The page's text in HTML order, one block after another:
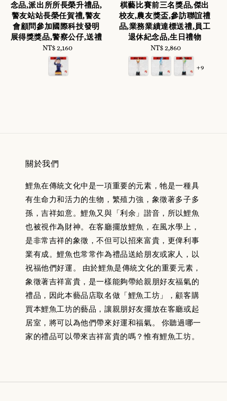
念品,派出所所長榮升禮品,
警友站站長榮任賀禮,警友
會顧問參加國際科技發明
展得獎獎品,警察公仔,送禮
Regular
price
NT$ 2,160
棋藝比賽前三名獎品,傑出
校友,農友獎盃,參訪聯誼禮
品,業務業績達標送禮,員工
退休紀念品,生日禮物
Regular
price
NT$ 2,860
+9
關於我們
鯉魚在傳統文化中是一項重要的元素，牠是一種具
有生命力和活力的生物，繁殖力強，象徵著多子多
孫，吉祥如意。鯉魚又與「利余」諧音，所以鯉魚
也被視作為財神。在客廳擺放鯉魚，在風水學上，
是非常吉祥的象徵，不但可以招來富貴，更俾利事
業有成。鯉魚也常常作為禮品送給朋友或家人，以
祝福他們好運。 由於鯉魚是傳統文化的重要元素，
象徵著吉祥富貴，是一樣能夠帶給親朋好友福氣的
禮品，因此本藝品店取名做「鯉魚工坊」，顧客購
買本鯉魚工坊的藝品，讓親朋好友擺放在客廳或起
居室，將可以為他們帶來好運和福氣。 你聽過哪一
家的禮品可以帶來吉祥富貴的嗎？惟有鯉魚工坊。